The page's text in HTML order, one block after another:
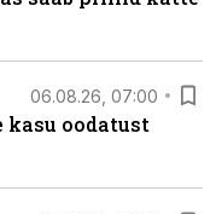
06.08.26, 07:00
oodatust